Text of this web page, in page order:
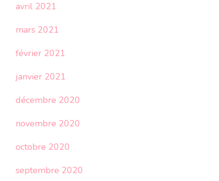
avril 2021
mars 2021
février 2021
janvier 2021
décembre 2020
novembre 2020
octobre 2020
septembre 2020